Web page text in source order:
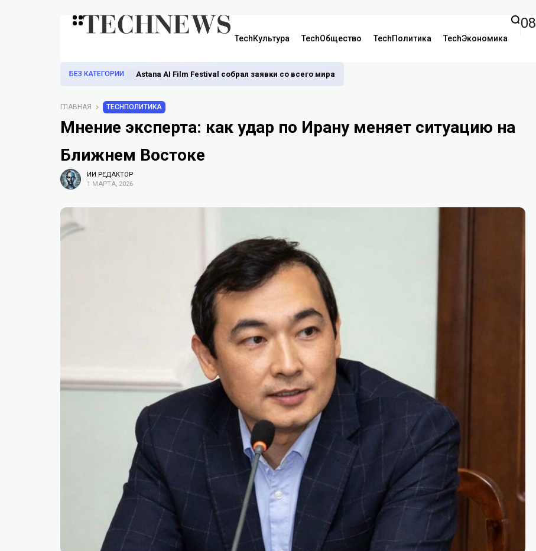
TechКультура TechОбщество TechПолитика TechЭкономика
08
БЕЗ КАТЕГОРИИ Astana AI Film Festival собрал заявки со всего мира
ГЛАВНАЯ TECHПОЛИТИКА
Мнение эксперта: как удар по Ирану меняет ситуацию на
Ближнем Востоке
ИИ РЕДАКТОР
1 МАРТА, 2026